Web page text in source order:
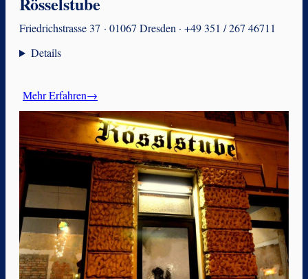
Friedrichstrasse 37 · 01067 Dresden · +49 351 / 267 46711
Details
Mehr Erfahren→